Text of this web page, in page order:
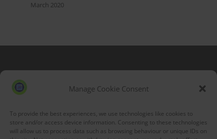
Manage Cookie Consent
To provide the best experiences, we use technologies like cookies to
store and/or access device information. Consenting to these technologies
will allow us to process data such as browsing behaviour or unique IDs on
March 2020